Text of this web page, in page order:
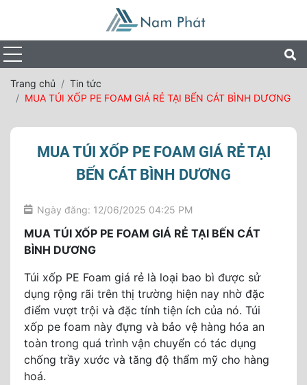
Trang chủ
Tin tức
MUA TÚI XỐP PE FOAM GIÁ RẺ TẠI BẾN CÁT BÌNH DƯƠNG
MUA TÚI XỐP PE FOAM GIÁ RẺ TẠI
BẾN CÁT BÌNH DƯƠNG
Ngày đăng: 12/06/2025 04:25 PM
MUA TÚI XỐP PE FOAM GIÁ RẺ TẠI BẾN CÁT
BÌNH DƯƠNG
Túi xốp PE Foam giá rẻ là loại bao bì được sử
dụng rộng rãi trên thị trường hiện nay nhờ đặc
điểm vượt trội và đặc tính tiện ích của nó. Túi
xốp pe foam này đựng và bảo vệ hàng hóa an
toàn trong quá trình vận chuyển có tác dụng
chống trầy xước và tăng độ thẩm mỹ cho hàng
hoá.